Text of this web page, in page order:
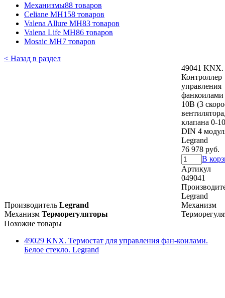
Механизмы88 товаров
Celiane MH158 товаров
Valena Allure MH83 товаров
Valena Life MH86 товаров
Mosaic MH7 товаров
< Назад в раздел
49041 KNX.
Контроллер
управления
фанкоилами
10В (3
клапана 0-
DIN 4
Legrand
76 978 руб.
В
Артикул
049041
Legrand
Механизм
Производитель Legrand
Механизм Терморегуляторы
Похожие товары
49029 KNX. Термостат для управления фан-коилами.
Белое стекло. Legrand